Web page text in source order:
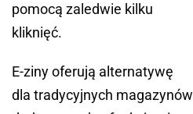
pomocą zaledwie kilku
kliknięć.
E-ziny oferują alternatywę
dla tradycyjnych magazynów